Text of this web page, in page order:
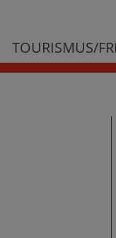
TOURISMUS/